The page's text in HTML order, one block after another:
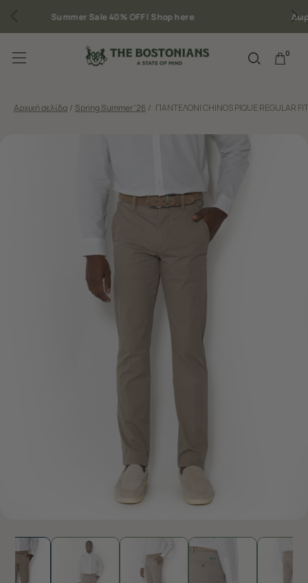
Δωρεάν μεταφορικά για παραγγελίες άνω των 50€
0
Αρχική σελίδα / Spring Summer '26 / ΠΑΝΤΕΛΟΝΙ CHINOS PIQUE REGULAR FIT